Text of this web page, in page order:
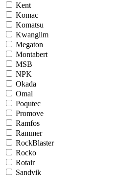
Kent
Komac
Komatsu
Kwanglim
Megaton
Montabert
MSB
NPK
Okada
Omal
Poqutec
Promove
Ramfos
Rammer
RockBlaster
Rocko
Rotair
Sandvik